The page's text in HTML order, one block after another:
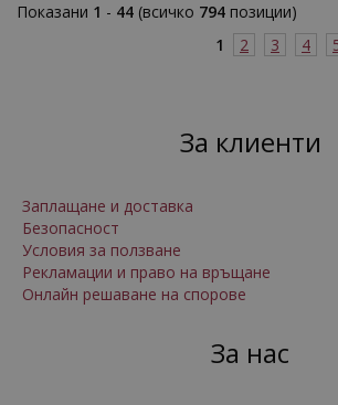
Показани 1 - 44 (всичко 794 позиции)
1
2 3 4
За клиенти
Заплащане и доставка
Безопасност
Условия за ползване
Рекламации и право на връщане
Онлайн решаване на спорове
За нас